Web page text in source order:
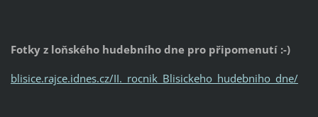
Fotky z loňského hudebního dne pro připomenutí :-)
blisice.rajce.idnes.cz/II._rocnik_Blisickeho_hudebniho_dne/